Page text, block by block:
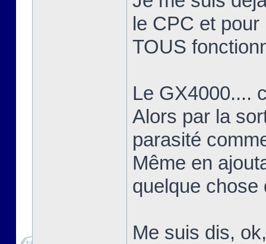
le CPC et pour
TOUS
Le GX4000....
Alors par la
parasité
Même en
quelque chose
Me suis dis,